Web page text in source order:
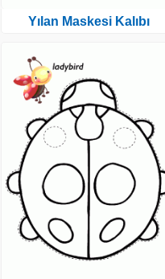
Yılan Maskesi Kalıbı